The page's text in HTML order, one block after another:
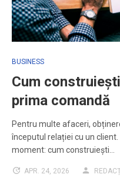
BUSINESS
Cum
prima comandă
Pentru multe afaceri,
începutul relației cu un
moment: cum construiești…
APR. 24, 2026